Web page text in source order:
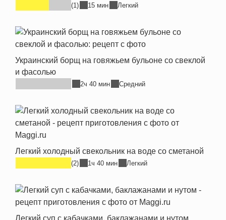
(1) 15 мин Легкий
Украинский борщ на говяжьем бульоне со свеклой
и фасолью
2ч 40 мин Средний
Легкий холодный свекольник на воде со сметаной
(2) 1ч 40 мин Легкий
Легкий суп с кабачками, баклажанами и нутом